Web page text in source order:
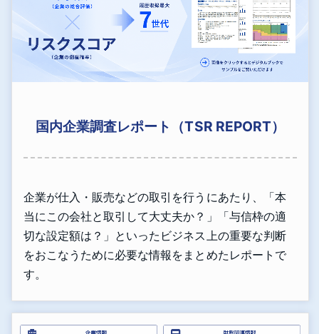
国内企業調査レポート（TSR REPORT）
企業が仕入・販売などの取引を行うにあたり、「本
当にこの会社と取引して大丈夫か？」「与信枠の適
切な設定額は？」といったビジネス上の重要な判断
をおこなうために必要な情報をまとめたレポートで
す。